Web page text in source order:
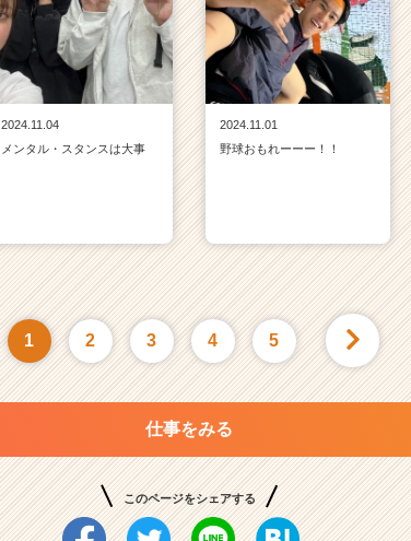
2024.11.04
メンタル・スタンスは大事
2024.11.01
野球おもれーーー！！
1 2 3 4 5
仕事をみる
このページをシェアする